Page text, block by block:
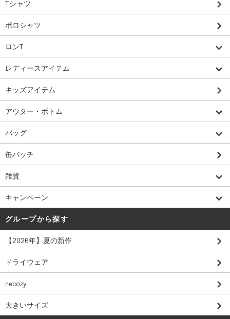
Tシャツ
ポロシャツ
ロンT
レディースアイテム
キッズアイテム
アウター・ボトム
バッグ
缶バッチ
雑貨
キャンペーン
グループから探す
【2026年】夏の新作
ドライウェア
necozy
大きいサイズ